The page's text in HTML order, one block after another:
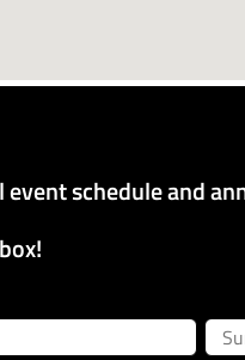
event schedule and